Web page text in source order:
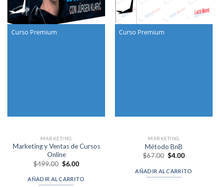
Curso Premium
MARKETING
Marketing y Ventas de Cursos
Online
$499.00 Original
price
was:
$499.00.
$6.00Current
is:
$6.00.
AÑADIR AL CARRITO
Curso Premium
MARKETING
Método BnB
$67.00 Original
was:
$67.00.
$4.00Current
is:
$4.00.
AÑADIR AL CARRITO